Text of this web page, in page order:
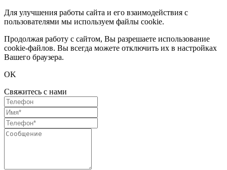
Для улучшения работы сайта и его взаимодействия с
пользователями мы используем файлы cookie.
Продолжая работу с сайтом, Вы разрешаете использование
cookie-файлов. Вы всегда можете отключить их в настройках
Вашего браузера.
OK
Свяжитесь с нами